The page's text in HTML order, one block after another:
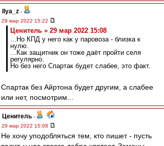
Ilya_z -
29 мар 2022 15:22
Ценитель » 29 мар 2022 15:08
...Но КПД у него как у паровоза - близка к
нулю.
...Как защитник он тоже даёт пройти селя
регулярно.
Но без него Спартак будет слабее, это факт.
Спартак без Айртона будет другим, а слабее
или нет, посмотрим...
Ценитель -
29 мар 2022 15:08
Не хочу уподобляться тем, кто пишет - пусть